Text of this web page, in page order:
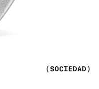
(SOCIEDAD)